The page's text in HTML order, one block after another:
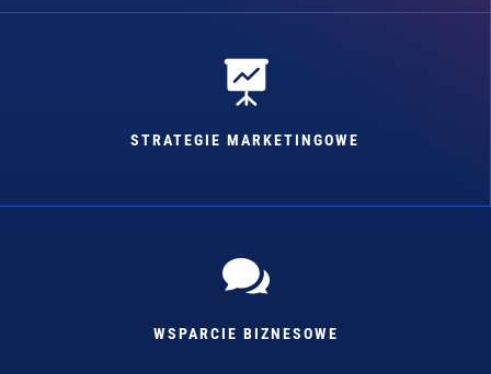

STRATEGIE MARKETINGOWE

WSPARCIE BIZNESOWE